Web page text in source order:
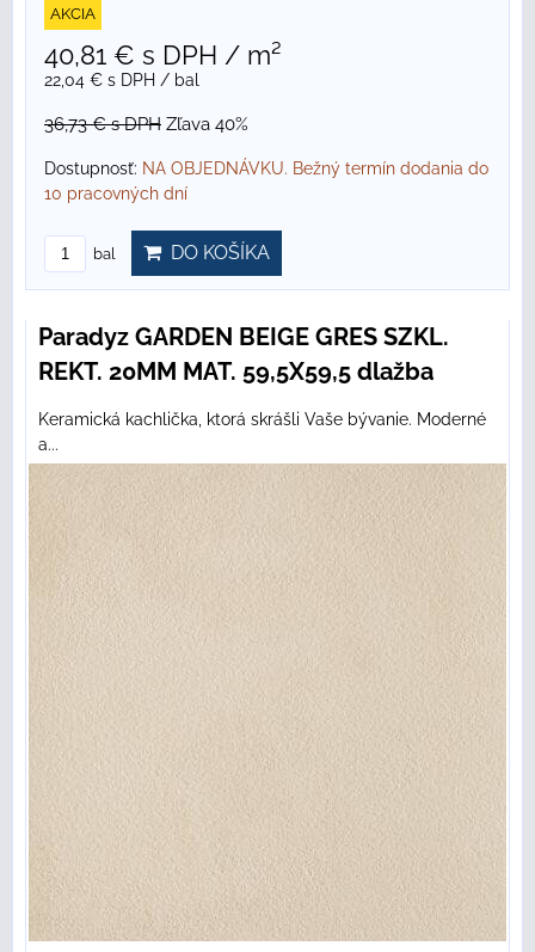
AKCIA
40,81 € s DPH / m²
22,04 € s DPH / bal
36,73 €s DPH Zľava 40%
Dostupnosť: NA OBJEDNÁVKU. Bežný termín dodania do
10 pracovných dní
bal DO KOŠÍKA
Paradyz GARDEN BEIGE GRES SZKL.
REKT. 20MM MAT. 59,5X59,5 dlažba
Keramická kachlička, ktorá skrášli Vaše bývanie. Moderné
a...